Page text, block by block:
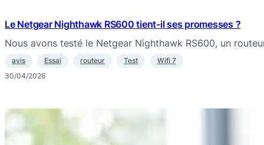
Le Netgear Nighthawk RS600 tient-il ses promesses ?
Nous avons testé le Netgear Nighthawk RS600, un
avis Essai routeur Test
Wifi 7
30/04/2026